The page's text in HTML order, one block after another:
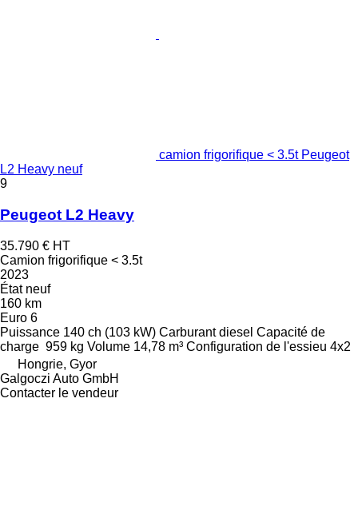
camion frigorifique < 3.5t Peugeot
L2 Heavy neuf
9
Peugeot L2 Heavy
35.790 € HT
Camion frigorifique < 3.5t
2023
Étatneuf
160 km
Euro 6
Puissance 140 ch (103 kW) Carburant diesel Capacité de
charge 959 kg Volume 14,78 m³ Configuration de l'essieu 4x2
Hongrie, Gyor
Galgoczi Auto GmbH
Contacter le vendeur